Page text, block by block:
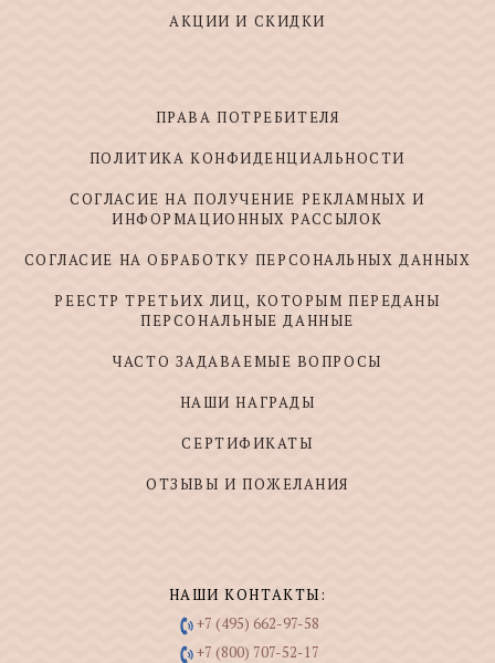
АКЦИИ И СКИДКИ
ПРАВА ПОТРЕБИТЕЛЯ
ПОЛИТИКА КОНФИДЕНЦИАЛЬНОСТИ
СОГЛАСИЕ НА ПОЛУЧЕНИЕ РЕКЛАМНЫХ И
ИНФОРМАЦИОННЫХ РАССЫЛОК
СОГЛАСИЕ НА ОБРАБОТКУ ПЕРСОНАЛЬНЫХ ДАННЫХ
РЕЕСТР ТРЕТЬИХ ЛИЦ, КОТОРЫМ ПЕРЕДАНЫ
ПЕРСОНАЛЬНЫЕ ДАННЫЕ
ЧАСТО ЗАДАВАЕМЫЕ ВОПРОСЫ
НАШИ НАГРАДЫ
СЕРТИФИКАТЫ
ОТЗЫВЫ И ПОЖЕЛАНИЯ
НАШИ КОНТАКТЫ:
+7 (495) 662-97-58
+7 (800) 707-52-17